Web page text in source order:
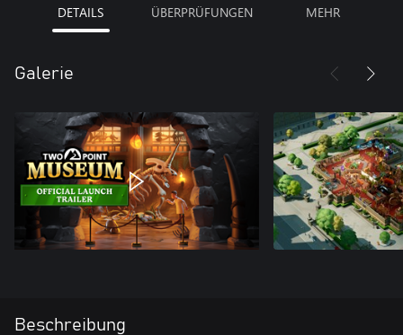
DETAILS ÜBERPRÜFUNGEN MEHR
Galerie
Beschreibung